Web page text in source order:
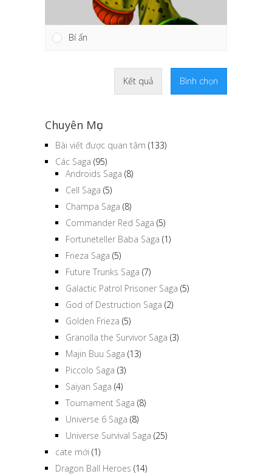
Bí ẩn
Kết quả Bình chọn
Chuyên Mục
Bài viết được quan tâm (133)
Các Saga (95)
Androids Saga (8)
Cell Saga (5)
Champa Saga (8)
Commander Red Saga (5)
Fortuneteller Baba Saga (1)
Frieza Saga (5)
Future Trunks Saga (7)
Galactic Patrol Prisoner Saga (5)
God of Destruction Saga (2)
Golden Frieza (5)
Granolla the Survivor Saga (3)
Majin Buu Saga (13)
Piccolo Saga (3)
Saiyan Saga (4)
Tournament Saga (8)
Universe 6 Saga (8)
Universe Survival Saga (25)
cate mới (1)
Dragon Ball Heroes (14)